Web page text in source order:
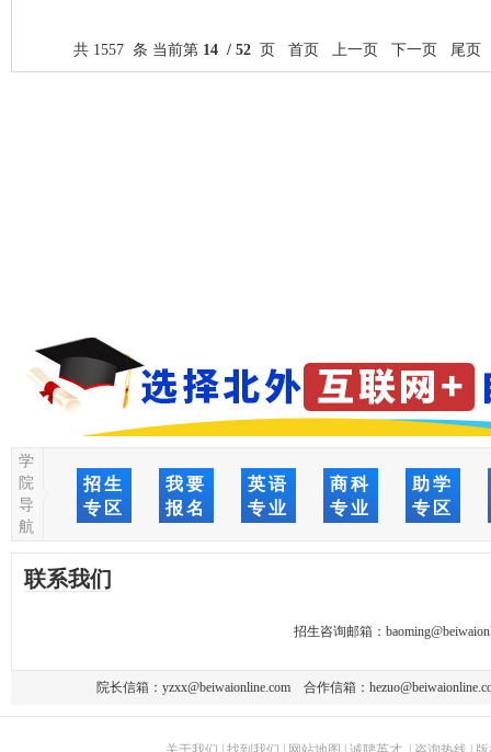
共 1557 条 当前第 14 / 52 页 首页 上一页 下一页 尾页
学
院
导
航
招生
专区
我要
报名
英语
专业
商科
专业
助学
专区
联系我们
招生咨询邮箱：
院长信箱： yzxx@beiwaionline.com 合作信箱：